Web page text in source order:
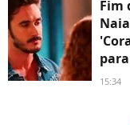
Fim
15:34